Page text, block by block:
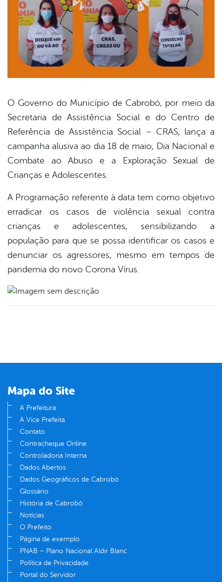
O Governo do Município de Cabrobó, por meio da
Secretaria de Assistência Social e do Centro de
Referência de Assistência Social – CRAS, lança a
campanha alusiva ao dia 18 de maio, Dia Nacional e
Combate ao Abuso e a Exploração Sexual de
Crianças e Adolescentes.
A Programação referente à data tem como objetivo
erradicar os casos de violência sexual contra
crianças e adolescentes, sensibilizando a
população para que se possa identificar os casos e
denunciar os agressores, mesmo em tempos de
pandemia do novo Corona Vírus.
Mapa do Site
A Prefeitura
A Vice Prefeita
Contato
Contracheque Online
Controladoria Interna
Dados Abertos
Dados Geográficos de Cabrobó
Glossário
História de Cabrobó
Notícias
O Prefeito
Página de exemplo
PNAB – Plano Nacional Aldir Blanc
Política de Privacidade
Portal do Servidor